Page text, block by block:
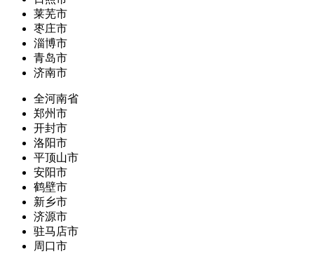
莱芜市
枣庄市
淄博市
青岛市
济南市
全河南省
郑州市
开封市
洛阳市
平顶山市
安阳市
鹤壁市
新乡市
济源市
驻马店市
周口市